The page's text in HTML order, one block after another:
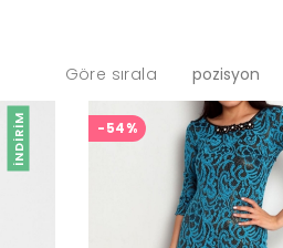
Göre sırala
İNDIRIM -54%